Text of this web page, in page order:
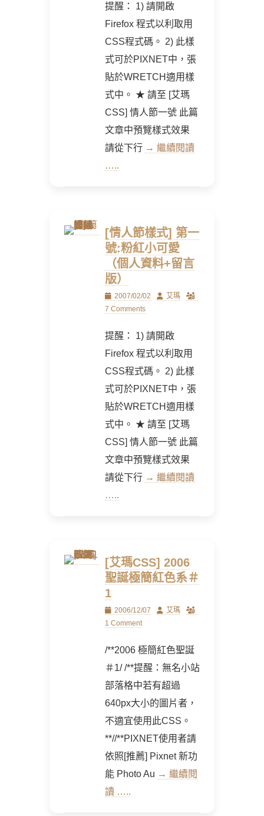
提醒： 1) 請開啟
Firefox 程式以利取用
CSS程式碼。 2) 此樣
式可於PIXNET中，張
貼於WRETCH適用樣
式中。 ★ 請至 [艾瑪
CSS] 情人節一號 此篇
文章中預覽樣式效果
請從下行 → 繼續閱讀
…..
[情人節樣式] 第一
號:粉紅小可愛
（個人資料+留言
版）
Posted
on
2007/02/02 Author
艾瑪
7 Comments
提醒： 1) 請開啟
Firefox 程式以利取用
CSS程式碼。 2) 此樣
式可於PIXNET中，張
貼於WRETCH適用樣
式中。 ★ 請至 [艾瑪
CSS] 情人節一號 此篇
文章中預覽樣式效果
請從下行 → 繼續閱讀
…..
[艾瑪CSS] 2006
聖誕極簡紅色系＃
1
Posted
on
2006/12/07 Author
艾瑪
1 Comment
/**2006 極簡紅色聖誕
＃1/ /**提醒：無名小站
部落格中若有超過
640px大小的圖片者，
不適宜使用此CSS。
**//**PIXNET使用者請
依照[推薦] Pixnet 新功
能 Photo Au → 繼續閱
讀 …..